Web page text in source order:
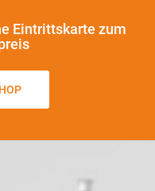
Eintrittskarte zum